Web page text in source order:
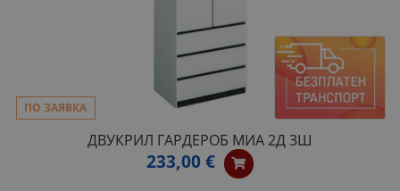
ПО ЗАЯВКА
ДВУКРИЛ ГАРДЕРОБ МИА 2Д 3Ш
233,00 €